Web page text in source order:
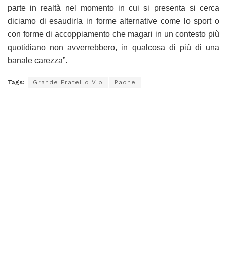
parte in realtà nel momento in cui si presenta si cerca
diciamo di esaudirla in forme alternative come lo sport o
con forme di accoppiamento che magari in un contesto più
quotidiano non avverrebbero, in qualcosa di più di una
banale carezza”.
Tags: Grande Fratello Vip Paone